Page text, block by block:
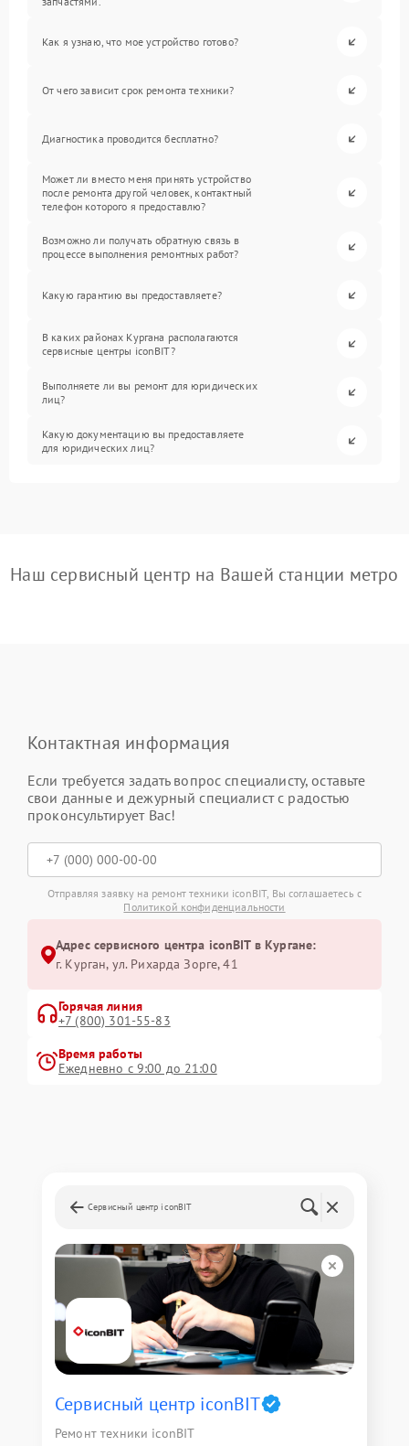
Как я узнаю, что мое устройство готово?
От чего зависит срок ремонта техники?
Диагностика проводится бесплатно?
Может ли вместо меня принять устройство
после ремонта другой человек, контактный
телефон которого я предоставлю?
Возможно ли получать обратную связь в
процессе выполнения ремонтных работ?
Какую гарантию вы предоставляете?
В каких районах Кургана располагаются
сервисные центры iconBIT?
Выполняете ли вы ремонт для юридических
лиц?
Какую документацию вы предоставляете
для юридических лиц?
Наш сервисный центр на Вашей станции метро
Контактная информация
Если требуется задать вопрос специалисту, оставьте
свои данные и дежурный специалист с радостью
проконсультирует Вас!
Отправляя заявку на ремонт техники iconBIT, Вы соглашаетесь с
Политикой конфиденциальности
Адрес сервисного центра iconBIT в Кургане:
г. Курган, ул. Рихарда Зорге, 41
Горячая линия
+7 (800) 301-55-83
Время работы
Ежедневно с 9:00 до 21:00
Сервисный центр iconBIT
Сервисный центр iconBIT
Ремонт техники iconBIT